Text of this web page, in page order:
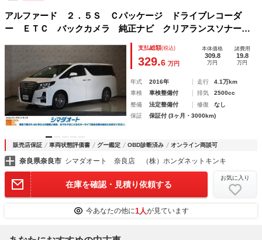
アルファード ２．５Ｓ Ｃパッケージ ドライブレコーダ
ー ＥＴＣ バックカメラ 純正ナビ クリアランスソナー
クルーズコントロール パークアシスト 衝突被害軽減システ
ム 両側電動スライドドア ＬＥＤヘッドランプ サンルーフ
支払総額(税込)
329.6 万円
本体価格
309.8
万円
諸費用
19.8
万円
年式 2016年 走行
4.1万km
車検
車検整備付 排気
2500cc
整備
法定整備付 修復
なし
保証
保証付 (3ヶ月・3000km)
販売店保証 車両状態評価書 グー鑑定 OBD診断済み オンライン商談可
奈良県奈良市 シマダオート 奈良店 （株）ホンダネットキンキ
在庫を確認・見積り依頼する
お気に入り
今あなたの他に1人が見ています